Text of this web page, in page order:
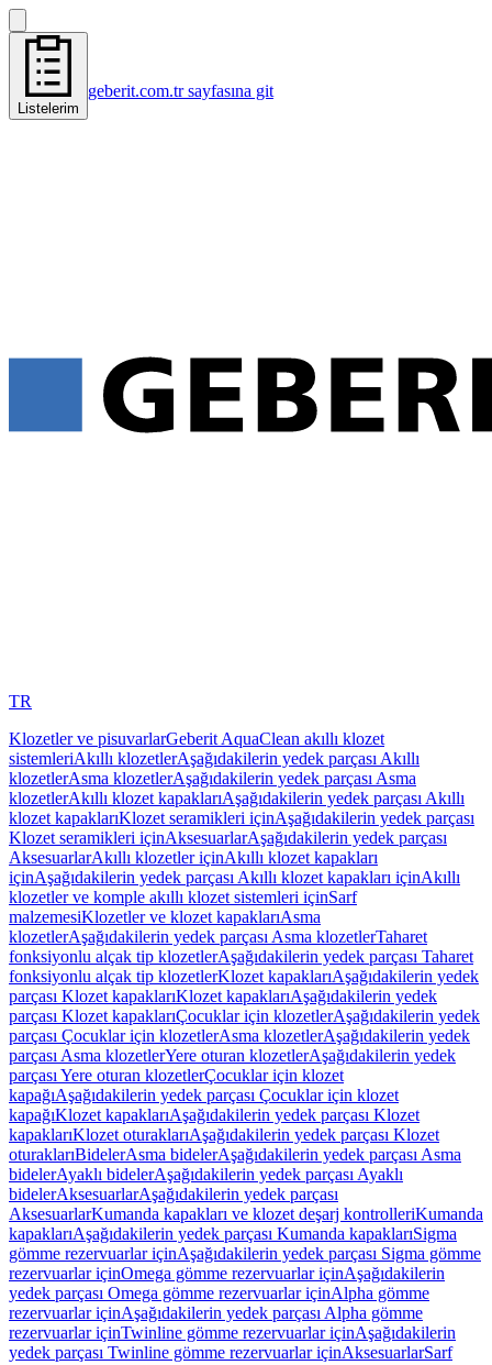
Listelerim
geberit.com.tr sayfasına git
TR
Klozetler ve pisuvarlarGeberit AquaClean akıllı klozet
sistemleriAkıllı klozetlerAşağıdakilerin yedek parçası Akıllı
klozetlerAsma klozetlerAşağıdakilerin yedek parçası Asma
klozetlerAkıllı klozet kapaklarıAşağıdakilerin yedek parçası Akıllı
klozet kapaklarıKlozet seramikleri içinAşağıdakilerin yedek parçası
Klozet seramikleri içinAksesuarlarAşağıdakilerin yedek parçası
AksesuarlarAkıllı klozetler içinAkıllı klozet kapakları
içinAşağıdakilerin yedek parçası Akıllı klozet kapakları içinAkıllı
klozetler ve komple akıllı klozet sistemleri içinSarf
malzemesiKlozetler ve klozet kapaklarıAsma
klozetlerAşağıdakilerin yedek parçası Asma klozetlerTaharet
fonksiyonlu alçak tip klozetlerAşağıdakilerin yedek parçası Taharet
fonksiyonlu alçak tip klozetlerKlozet kapaklarıAşağıdakilerin yedek
parçası Klozet kapaklarıKlozet kapaklarıAşağıdakilerin yedek
parçası Klozet kapaklarıÇocuklar için klozetlerAşağıdakilerin yedek
parçası Çocuklar için klozetlerAsma klozetlerAşağıdakilerin yedek
parçası Asma klozetlerYere oturan klozetlerAşağıdakilerin yedek
parçası Yere oturan klozetlerÇocuklar için klozet
kapağıAşağıdakilerin yedek parçası Çocuklar için klozet
kapağıKlozet kapaklarıAşağıdakilerin yedek parçası Klozet
kapaklarıKlozet oturaklarıAşağıdakilerin yedek parçası Klozet
oturaklarıBidelerAsma bidelerAşağıdakilerin yedek parçası Asma
bidelerAyaklı bidelerAşağıdakilerin yedek parçası Ayaklı
bidelerAksesuarlarAşağıdakilerin yedek parçası
AksesuarlarKumanda kapakları ve klozet deşarj kontrolleriKumanda
kapaklarıAşağıdakilerin yedek parçası Kumanda kapaklarıSigma
gömme rezervuarlar içinAşağıdakilerin yedek parçası Sigma gömme
rezervuarlar içinOmega gömme rezervuarlar içinAşağıdakilerin
yedek parçası Omega gömme rezervuarlar içinAlpha gömme
rezervuarlar içinAşağıdakilerin yedek parçası Alpha gömme
rezervuarlar içinTwinline gömme rezervuarlar içinAşağıdakilerin
yedek parçası Twinline gömme rezervuarlar içinAksesuarlarSarf